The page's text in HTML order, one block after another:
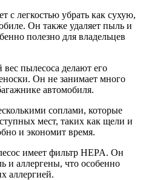
с легкостью убрать как сухую,
Он также удаляет пыль и
полезно для владельцев
пылесоса делают его
Он не занимает много
автомобиля.
соплами, которые
мест, таких как щели и
и экономит время.
имеет фильтр HEPA. Он
и аллергены, что особенно
аллергией.